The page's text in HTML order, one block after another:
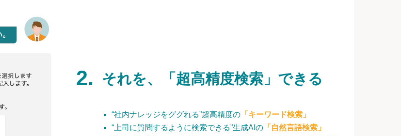
それを、「超高精度検索」できる
“社内ナレッジをググれる”超高精度の 「キーワード検索」
“上司に質問するように検索できる”生成AIの 「自然言語検索」